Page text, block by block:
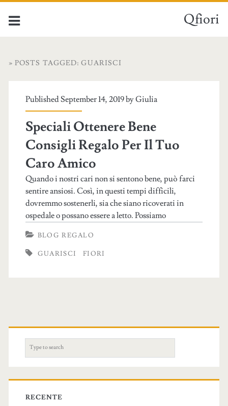
Qfiori
» POSTS TAGGED: GUARISCI
Published September 14, 2019 byGiulia
Speciali Ottenere Bene
Consigli Regalo Per Il Tuo
Caro Amico
Quando i nostri cari non si sentono bene, può farci
sentire ansiosi. Così, in questi tempi difficili,
dovremmo sostenerli, sia che siano ricoverati in
ospedale o possano essere a letto. Possiamo
BLOG REGALO
GUARISCI FIORI
e
r
c
RECENTE